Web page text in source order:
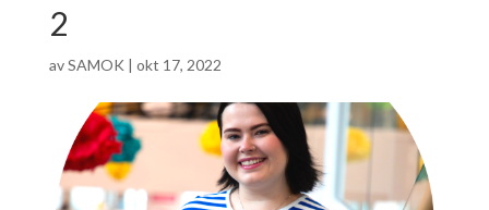
2
avSAMOK | okt 17, 2022